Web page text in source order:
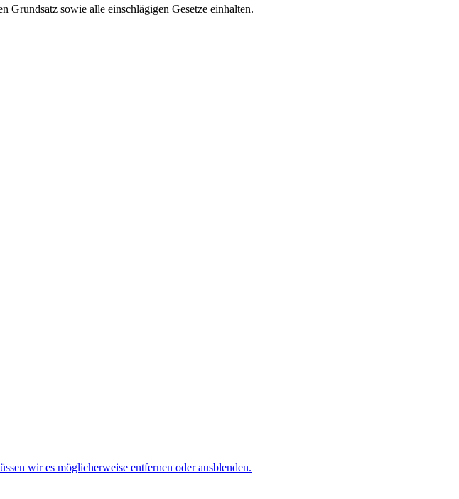
sowie alle einschlägigen Gesetze einhalten.
wir es möglicherweise entfernen oder ausblenden.